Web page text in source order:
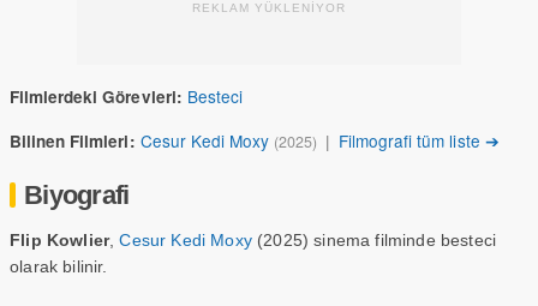
REKLAM YÜKLENİYOR
Filmlerdeki Görevleri: Besteci
Bilinen Filmleri: Cesur Kedi Moxy (2025) | Filmografi tüm liste ➔
Biyografi
Flip Kowlier,Cesur Kedi Moxy(2025) sinema filminde besteci
olarak bilinir.